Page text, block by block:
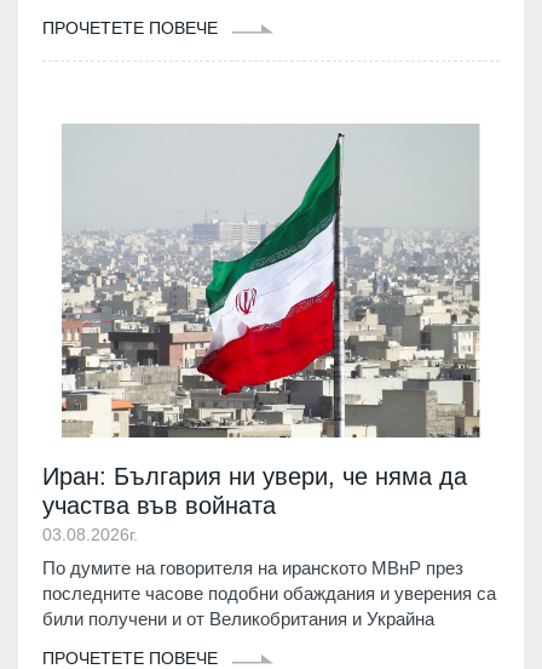
ПРОЧЕТЕТЕ ПОВЕЧЕ
Иран: България ни увери, че няма да
участва във войната
03.08.2026г.
По думите на говорителя на иранското МВнР през
последните часове подобни обаждания и уверения са
били получени и от Великобритания и Украйна
ПРОЧЕТЕТЕ ПОВЕЧЕ